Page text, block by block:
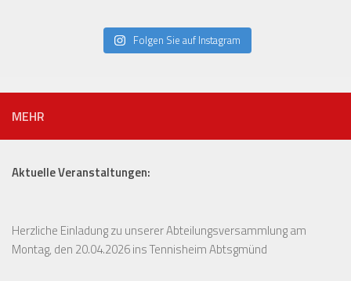
Folgen Sie auf Instagram
MEHR
Aktuelle Veranstaltungen:
Herzliche Einladung zu unserer Abteilungsversammlung am
Montag, den 20.04.2026 ins Tennisheim Abtsgmünd